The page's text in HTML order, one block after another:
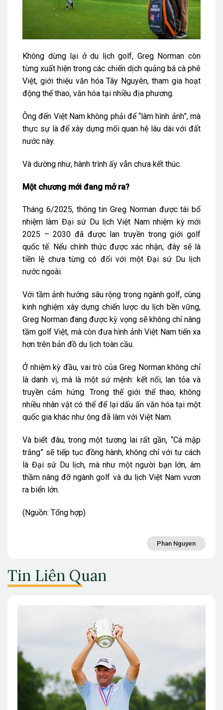
Không dừng lại ở du lịch golf, Greg Norman còn
từng xuất hiện trong các chiến dịch quảng bá cà phê
Việt, giới thiệu văn hóa Tây Nguyên, tham gia hoạt
động thể thao, văn hóa tại nhiều địa phương.
Ông đến Việt Nam không phải để “làm hình ảnh”, mà
thực sự là để xây dựng mối quan hệ lâu dài với đất
nước này.
Và dường như, hành trình ấy vẫn chưa kết thúc.
Một chương mới đang mở ra?
Tháng 6/2025, thông tin Greg Norman được tái bổ
nhiệm làm Đại sứ Du lịch Việt Nam nhiệm kỳ mới
2025 – 2030 đã được lan truyền trong giới golf
quốc tế. Nếu chính thức được xác nhận, đây sẽ là
tiền lệ chưa từng có đối với một Đại sứ Du lịch
nước ngoài.
Với tầm ảnh hưởng sâu rộng trong ngành golf, cùng
kinh nghiệm xây dựng chiến lược du lịch bền vững,
Greg Norman đang được kỳ vọng sẽ không chỉ nâng
tầm golf Việt, mà còn đưa hình ảnh Việt Nam tiến xa
hơn trên bản đồ du lịch toàn cầu.
Ở nhiệm kỳ đầu, vai trò của Greg Norman không chỉ
là danh vị, mà là một sứ mệnh: kết nối, lan tỏa và
truyền cảm hứng. Trong thế giới thể thao, không
nhiều nhân vật có thể để lại dấu ấn văn hóa tại một
quốc gia khác như ông đã làm với Việt Nam.
Và biết đâu, trong một tương lai rất gần, “Cá mập
trắng” sẽ tiếp tục đồng hành, không chỉ với tư cách
là Đại sứ Du lịch, mà như một người bạn lớn, âm
thầm nâng đỡ ngành golf và du lịch Việt Nam vươn
ra biển lớn.
(Nguồn: Tổng hợp)
Phan Nguyen
Tin Liên Quan